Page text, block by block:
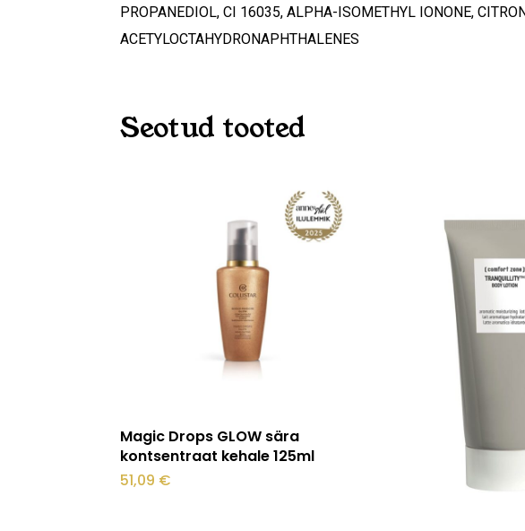
PROPANEDIOL, CI 16035, ALPHA-ISOMETHYL IONONE,
ACETYLOCTAHYDRONAPHTHALENES
Seotud tooted
Lisa korvi
Magic Drops GLOW sära
kontsentraat kehale 125ml
51,09 €